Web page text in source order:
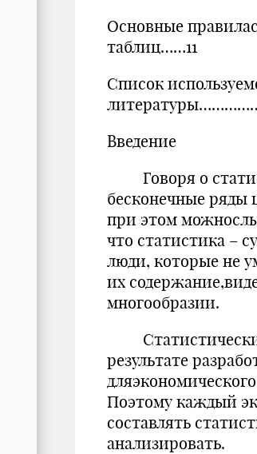
Основные
таблиц……11
Список
Введение
Говоря о
бесконечные ряды
при этом
что статистика –
люди, которые не
их
многообразии.
результате
Поэтому каждый
составлять
анализировать.